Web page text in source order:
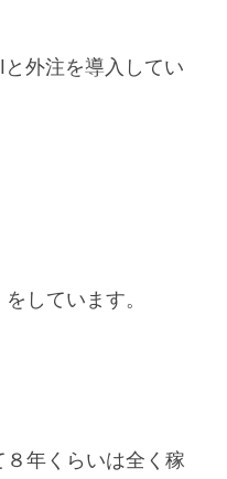
外注を導入してい
しています。
年くらいは全く稼